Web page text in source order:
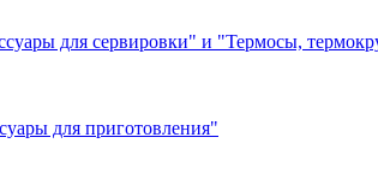
для сервировки" и "Термосы,
для приготовления"